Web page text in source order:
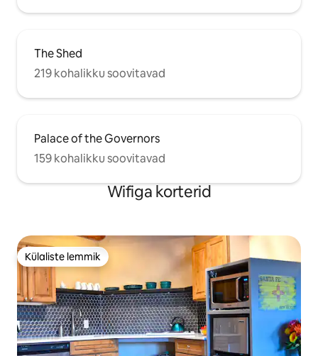
The Shed
219 kohalikku soovitavad
Palace of the Governors
159 kohalikku soovitavad
Wifiga korterid
Külaliste lemmik
Külaliste lemmik